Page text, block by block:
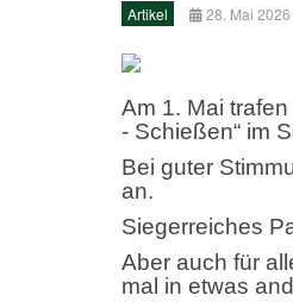
Artikel 28. Mai 2026
Am 1. Mai
- Schießen“ im
Bei guter
an.
Siegerreiches
Aber auch für
mal in etwas